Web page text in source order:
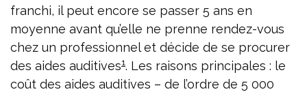
franchi, il peut encore se passer 5 ans en
moyenne avant qu’elle ne prenne rendez-vous
chez un professionnel et décide de se procurer
des aides auditives1. Les raisons principales : le
coût des aides auditives – de l’ordre de 5 000